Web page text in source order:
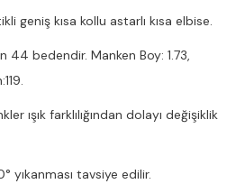
geniş kısa kollu astarlı kısa elbise.
44 bedendir. Manken Boy: 1.73,
ışık farklılığından dolayı değişiklik
yıkanması tavsiye edilir.